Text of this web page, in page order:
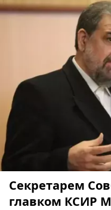
Секретарем
главком КСИР